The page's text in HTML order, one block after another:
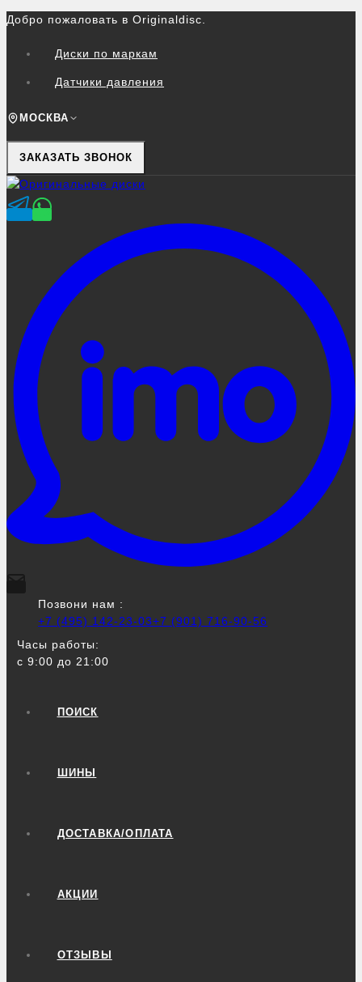
Перейти
контенту
Добро пожаловать в Originaldisc.
Диски по маркам
Датчики давления
МОСКВА
ЗАКАЗАТЬ ЗВОНОК
Позвони нам :
+7 (495) 142-23-03+7 (901) 716-90-56
Часы работы:
с 9:00 до 21:00
ПОИСК
ШИНЫ
ДОСТАВКА/ОПЛАТА
АКЦИИ
ОТЗЫВЫ